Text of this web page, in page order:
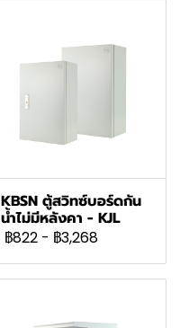
KBSN ตู้สวิทซ์บอร์ดกัน
น้ำไม่มีหลังคา - KJL
฿822 - ฿3,268